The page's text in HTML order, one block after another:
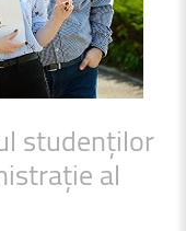
studenților
al